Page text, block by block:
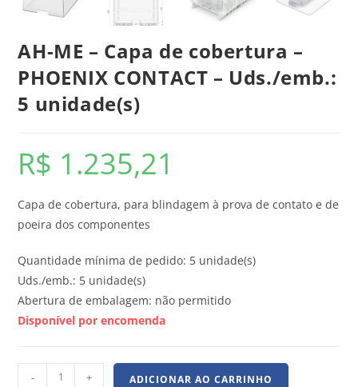
AH-ME – Capa de cobertura –
PHOENIX CONTACT – Uds./emb.:
5 unidade(s)
R$ 1.235,21
Capa de cobertura, para blindagem à prova de contato e de
poeira dos componentes
Quantidade mínima de pedido: 5 unidade(s)
Uds./emb.: 5 unidade(s)
Abertura de embalagem: não permitido
Disponível por encomenda
- + ADICIONAR AO CARRINHO